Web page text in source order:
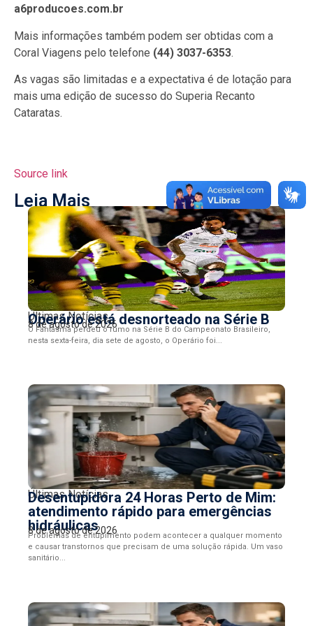
a6producoes.com.br
Mais informações também podem ser obtidas com a
Coral Viagens pelo telefone (44) 3037-6353.
As vagas são limitadas e a expectativa é de lotação para
mais uma edição de sucesso do Superia Recanto
Cataratas.
Source link
Leia Mais
Últimas Notícias
Operário está desnorteado na Série B
8 de agosto de 2026
O Fantasma perdeu o rumo na Série B do Campeonato Brasileiro,
nesta sexta-feira, dia sete de agosto, o Operário foi...
Últimas Notícias
Desentupidora 24 Horas Perto de Mim:
atendimento rápido para emergências
hidráulicas
8 de agosto de 2026
Problemas de entupimento podem acontecer a qualquer momento
e causar transtornos que precisam de uma solução rápida. Um vaso
sanitário...